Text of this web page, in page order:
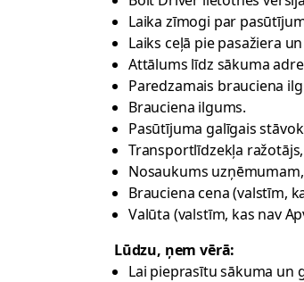
Laika zīmogi par
Laiks ceļā pie pasažiera
Attālums līdz sākuma
Paredzamais brauciena
Brauciena ilgums.
Pasūtījuma galīgais
Transportlīdzekļa
Nosaukums
Brauciena cena (valstīm,
Valūta (valstīm, kas nav
Lūdzu, ņem vērā:
Lai pieprasītu sākuma un